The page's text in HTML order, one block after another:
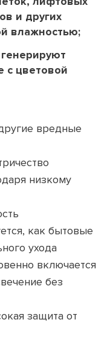
и других
влажностью;
с цветовой
вредные
низкому
как бытовые
ухода
включается
без
защита от